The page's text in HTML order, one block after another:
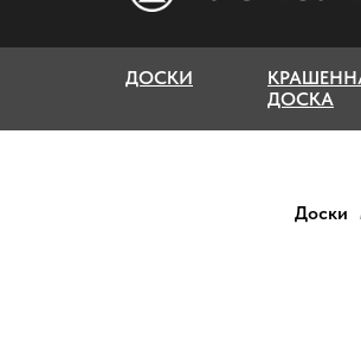
ДОСКИ
ДОСКА
Доски